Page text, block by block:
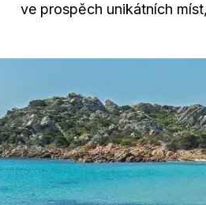
ve prospěch unikátních